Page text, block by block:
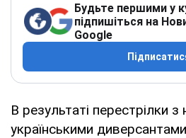
Будьте першими у
підпишіться на
Google
В результаті перестрілки з
українськими